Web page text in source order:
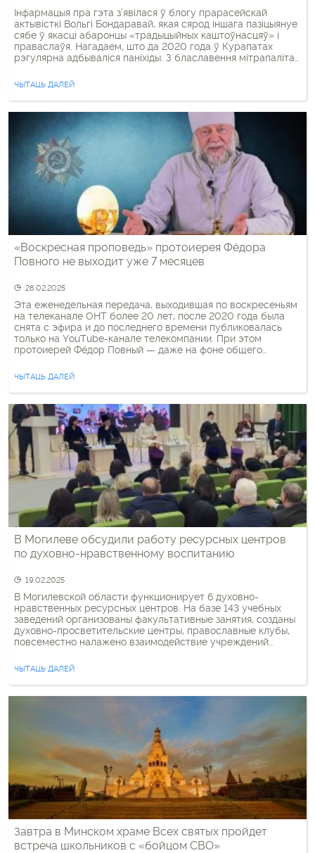
Інфармацыя пра гэта з’явілася ў блогу прарасейскай
актывісткі Вольгі Бондаравай, якая сярод іншага пазіцыянуе
сябе ў якасці абаронцы «традыцыйных каштоўнасцяў» і
праваслаўя. Нагадаем, што да 2020 года ў Курапатах
рэгулярна адбываліся паніхіды. З блаславення мітрапаліта
збіраліся тут мінімум двойчы ў год — на Радаўніцу і
Дзмітрыеўскую суботу, […]
ЧЫТАЦЬ ДАЛЕЙ
«Воскресная проповедь» протоиерея Фёдора
Повного не выходит уже 7 месяцев
28.02.2025
Эта еженедельная передача, выходившая по воскресеньям
на телеканале ОНТ более 20 лет, после 2020 года была
снята с эфира и до последнего времени публиковалась
только на YouTube-канале телекомпании. При этом
протоиерей Фёдор Повный — даже на фоне общего
лояльностью к режиму и был известен своей личной
близостью к диктатору, […]
ЧЫТАЦЬ ДАЛЕЙ
В Могилеве обсудили работу ресурсных центров
по духовно-нравственному воспитанию
19.02.2025
В Могилевской области функционирует 6 духовно-
нравственных ресурсных центров. На базе 143 учебных
заведений организованы факультативные занятия, созданы
духовно-просветительские центры, православные клубы,
повсеместно налажено взаимодействие учреждений
«Ресурсные центры в пятлетку качества: проблемы и
перспективы деятельности» собрала православных
священников и представителей сферы образования
Могилевщины. На мероприятии присутствовали
архиепископ Могилевский и […]
ЧЫТАЦЬ ДАЛЕЙ
Завтра в Минском храме Всех святых пройдет
встреча школьников с «бойцом СВО»